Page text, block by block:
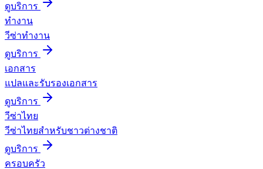
ดูบริการ
ทำงาน
วีซ่าทำงาน
ดูบริการ
เอกสาร
แปลและรับรองเอกสาร
ดูบริการ
วีซ่าไทย
วีซ่าไทยสำหรับชาวต่างชาติ
ดูบริการ
ครอบครัว